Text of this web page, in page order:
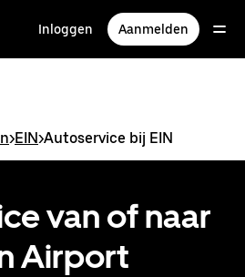
Inloggen Aanmelden
>EIN>Autoservice bij EIN
van of naar
Airport